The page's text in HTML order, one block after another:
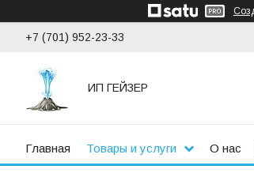
+7 (701) 952-23-33
ИП ГЕЙЗЕР
Главная Товары и услуги О нас